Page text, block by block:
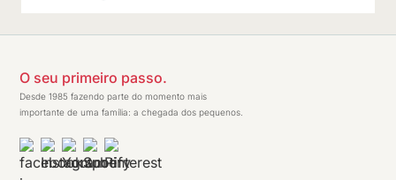
O seu primeiro passo.
Desde 1985 fazendo parte do momento mais
importante de uma família: a chegada dos pequenos.